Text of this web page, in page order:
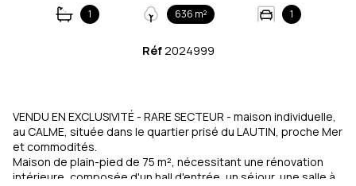
1 636 m² 1
Réf2024999
VENDU EN EXCLUSIVITÉ - RARE SECTEUR - maison individuelle,
au CALME, située dans le quartier prisé du LAUTIN, proche Mer
et commodités.
Maison de plain-pied de 75 m², nécessitant une rénovation
intérieure, composée d'un hall d'entrée, un séjour, une salle à